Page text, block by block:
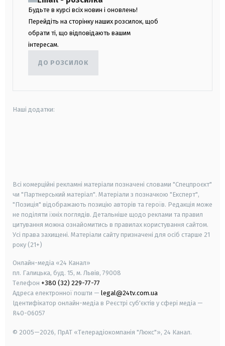
Будьте в курсі всіх новин і оновлень!
Перейдіть на сторінку наших розсилок, щоб
обрати ті, що відповідають вашим
інтересам.
ДО РОЗСИЛОК
Наші додатки:
Всі комерційні рекламні матеріали позначені словами "Спецпроєкт"
чи "Партнерський матеріал". Матеріали з позначкою "Експерт",
"Позиція" відображають позицію авторів та героїв. Редакція може
не поділяти їхніх поглядів. Детальніше щодо реклами та правил
цитування можна ознайомитись в правилах користування сайтом.
Усі права захищені. Матеріали сайту призначені для осіб старше 21
року (21+)
Онлайн-медіа «24 Канал»
пл. Галицька, буд. 15, м. Львів, 79008
Телефон +380 (32) 229-77-77
Адреса електронної пошти — legal@24tv.com.ua
Ідентифікатор онлайн-медіа в Реєстрі суб'єктів у сфері медіа —
R40-06057
© 2005—2026, ПрАТ «Телерадіокомпанія "Люкс"», 24 Канал.